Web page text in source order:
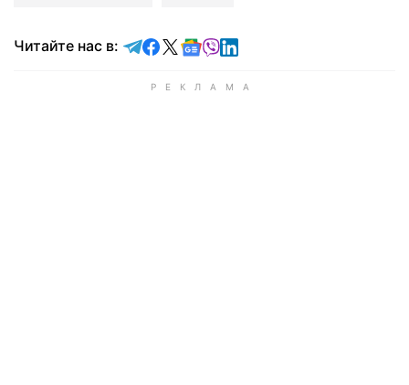
Читайте нас в: Читайте в Telegram
Читайте в Facebook
Читайте в X
Читайте в Google news
Читайте в Viber
Читайте в LinkedIn